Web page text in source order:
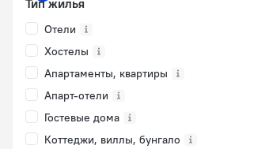
Тип жилья
Отели
Хостелы
Апартаменты, квартиры
Апарт-отели
Гостевые дома
Коттеджи, виллы, бунгало